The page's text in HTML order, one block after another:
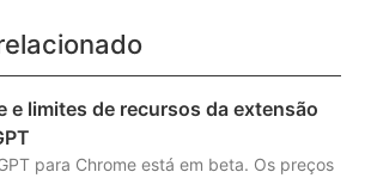
e limites de recursos da extensão
para Chrome está em beta. Os preços